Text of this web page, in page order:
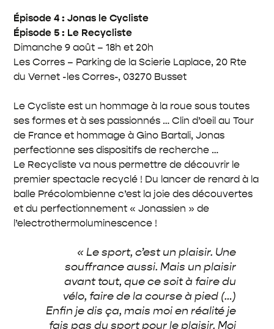
Épisode 4 : Jonas le Cycliste
Épisode 5 : Le Recycliste
Dimanche 9 août – 18h et 20h
Les Corres – Parking de la Scierie Laplace, 20 Rte
du Vernet -les Corres-, 03270 Busset
Le Cycliste est un hommage à la roue sous toutes
ses formes et à ses passionnés … Clin d’oeil au Tour
de France et hommage à Gino Bartali, Jonas
perfectionne ses dispositifs de recherche …
Le Recycliste va nous permettre de découvrir le
premier spectacle recyclé ! Du lancer de renard à la
balle Précolombienne c’est la joie des découvertes
et du perfectionnement « Jonassien » de
l’electrothermoluminescence !
« Le sport, c’est un plaisir. Une
souffrance aussi. Mais un plaisir
avant tout, que ce soit à faire du
vélo, faire de la course à pied (…)
Enfin je dis ça, mais moi en réalité je
fais pas du sport pour le plaisir. Moi